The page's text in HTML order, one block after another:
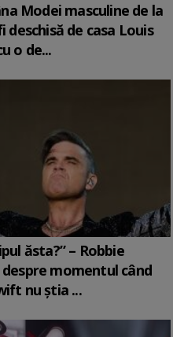
Modei masculine de la
deschisă de casa Louis
o de...
ăsta?” – Robbie
momentul când
nu știa ...